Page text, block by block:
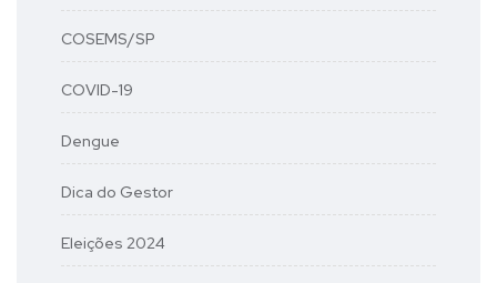
COSEMS/SP
COVID-19
Dengue
Dica do Gestor
Eleições 2024